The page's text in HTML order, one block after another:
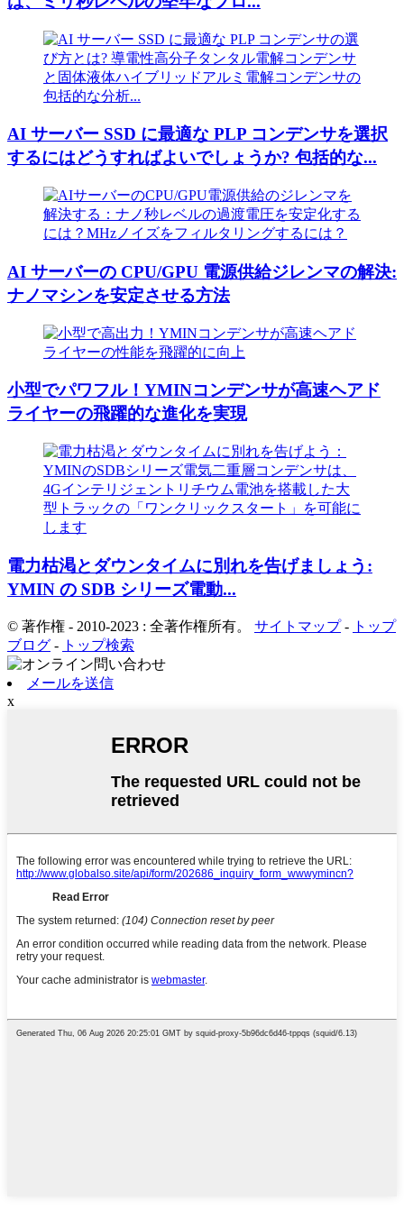
AI サーバー SSD に最適な PLP コンデンサを選択
するにはどうすればよいでしょうか? 包括的な...
AI サーバーの CPU/GPU 電源供給ジレンマの解決:
ナノマシンを安定させる方法
小型でパワフル！YMINコンデンサが高速ヘアド
ライヤーの飛躍的な進化を実現
電力枯渇とダウンタイムに別れを告げましょう:
YMIN の SDB シリーズ電動...
© 著作権 - 2010-2023 : 全著作権所有。 サイトマップ- トップ
ブログ - トップ検索
メールを送信
x